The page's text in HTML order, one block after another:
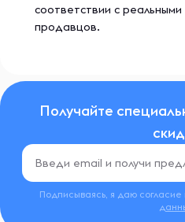
соответствии с
продавцов.
Получайте
Подписываясь, я даю согласие